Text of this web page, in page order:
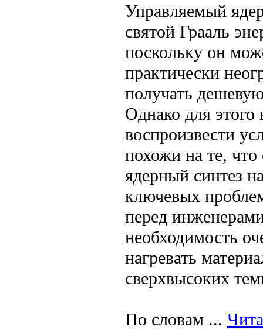
Управляемый
святой Грааль
поскольку он
практически
получать
Однако для
воспроизвести
похожи на те, что
ядерный синтез
ключевых
перед
необходимость
нагревать
сверхвысоких
По словам ...